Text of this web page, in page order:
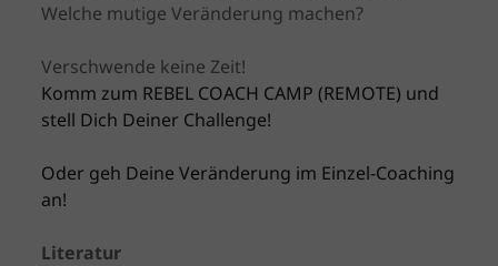
Welche mutige Veränderung machen?
Verschwende keine Zeit!
Komm zum REBEL COACH CAMP (REMOTE) und
stell Dich Deiner Challenge!
Oder geh Deine Veränderung im Einzel-Coaching
an!
Literatur